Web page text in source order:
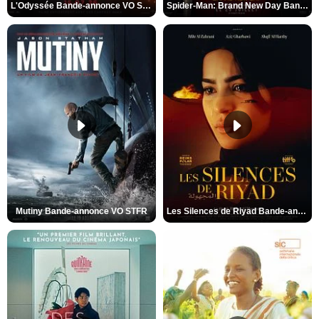
L'Odyssée Bande-annonce VO STFR Spider-Man: Brand New Day Bande-annonce VO STFR
Mutiny Bande-annonce VO STFR Les Silences de Riyad Bande-annonce VO STFR